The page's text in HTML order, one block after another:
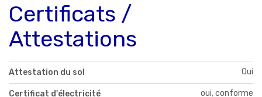
Certificats /
Attestations
Attestation du sol Oui
Certificat d'électricité
oui, conforme